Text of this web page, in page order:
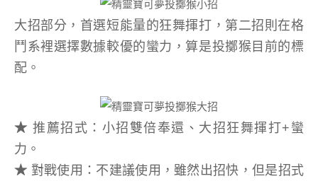
大招部分，首選短能量的狂舞揮打，第二招則在格
鬥系裡選擇數據較優的蠻力，算是投擲猴目前的標
配。
★推薦招式：小招雙倍奉還、大招狂舞揮打+蠻
力。
★ 對戰使用：不建議使用，雖然出招快，但是招式